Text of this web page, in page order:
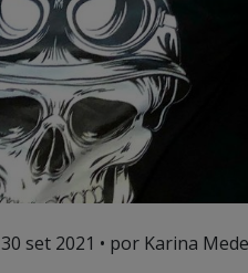
30 set 2021 • por Karina